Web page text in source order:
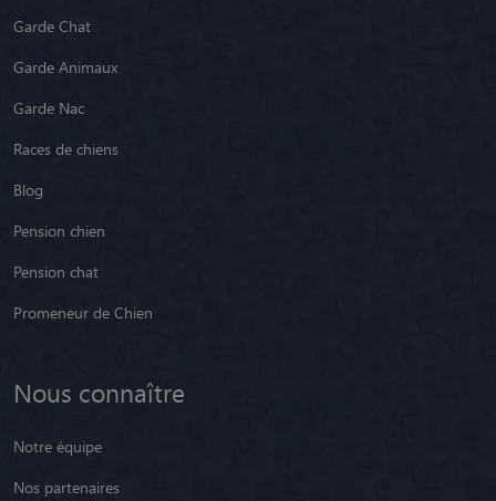
Garde Chat
Garde Animaux
Garde Nac
Races de chiens
Blog
Pension chien
Pension chat
Promeneur de Chien
Nous connaître
Notre équipe
Nos partenaires